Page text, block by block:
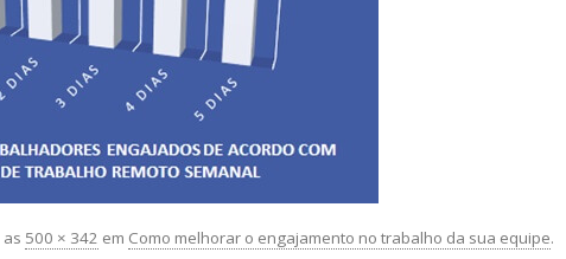
as 500 × 342 em Como melhorar o engajamento no trabalho da sua equipe.